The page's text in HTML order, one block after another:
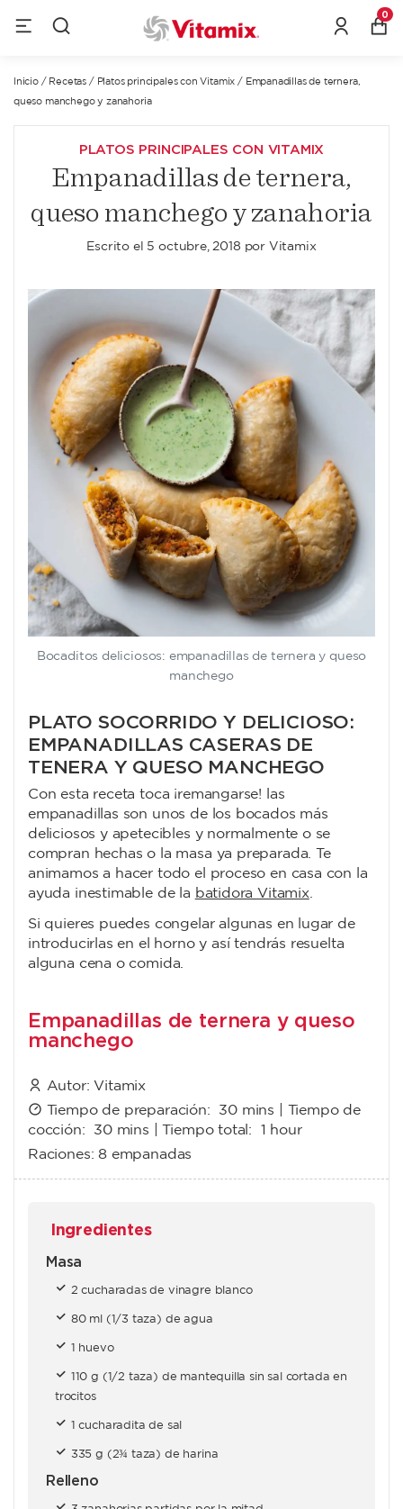
0
Inicio/ Recetas / Platos principales con Vitamix / Empanadillas de ternera,
queso manchego y zanahoria
PLATOS PRINCIPALES CON VITAMIX
Empanadillas de ternera,
queso manchego y zanahoria
Escrito el 5 octubre, 2018 por Vitamix
Bocaditos deliciosos: empanadillas de ternera y queso
manchego
PLATO SOCORRIDO Y DELICIOSO:
EMPANADILLAS CASERAS DE
TENERA Y QUESO MANCHEGO
Con esta receta toca ¡remangarse! las
empanadillas son unos de los bocados más
deliciosos y apetecibles y normalmente o se
compran hechas o la masa ya preparada. Te
animamos a hacer todo el proceso en casa con la
ayuda inestimable de la batidora Vitamix.
Si quieres puedes congelar algunas en lugar de
introducirlas en el horno y así tendrás resuelta
alguna cena o comida.
Empanadillas de ternera y queso
manchego
Autor: Vitamix
Tiempo de preparación: 30 mins | Tiempo de
cocción: 30 mins | Tiempo total: 1 hour
Raciones: 8 empanadas
Ingredientes
Masa
2 cucharadas de vinagre blanco
80 ml (1/3 taza) de agua
1 huevo
110 g (1/2 taza) de mantequilla sin sal cortada en
trocitos
1 cucharadita de sal
335 g (2¾ taza) de harina
Relleno